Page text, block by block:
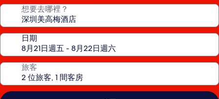
想要去哪裡？
日期
旅客